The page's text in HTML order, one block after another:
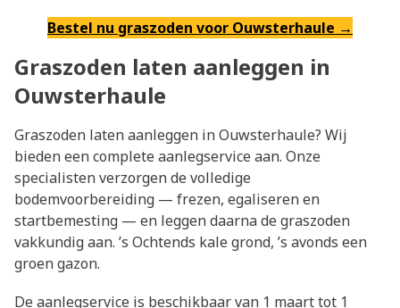
Bestel nu graszoden voor Ouwsterhaule →
Graszoden laten aanleggen in
Ouwsterhaule
Graszoden laten aanleggen in Ouwsterhaule? Wij
bieden een complete aanlegservice aan. Onze
specialisten verzorgen de volledige
bodemvoorbereiding — frezen, egaliseren en
startbemesting — en leggen daarna de graszoden
vakkundig aan. ’s Ochtends kale grond, ’s avonds een
groen gazon.
De aanlegservice is beschikbaar van 1 maart tot 1